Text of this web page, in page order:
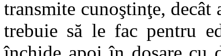
transmite cunoştinţe, decât
trebuie să le fac pentru